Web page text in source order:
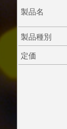
製品名
製品種別
定価